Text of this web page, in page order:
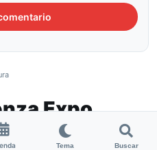
Expo
Market
Tema Buscar